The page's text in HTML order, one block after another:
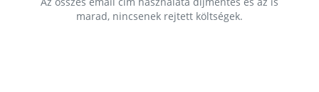
marad, nincsenek rejtett költségek.